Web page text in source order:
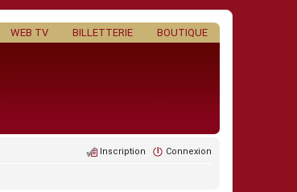
BOUTIQUE
BILLETTERIE
WEB TV
Connexion
Inscription